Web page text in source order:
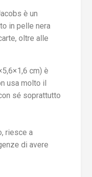
è un
in pelle nera
oltre alle
cm) è
usa molto il
sé soprattutto
riesce a
di avere